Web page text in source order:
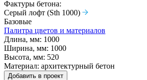
Фактуры бетона:
Серый лофт (Sth 1000)
Базовые
Палитра цветов и материалов
Длина, мм: 1000
Ширина, мм: 1000
Высота, мм: 520
Материал: архитектурный бетон
Добавить в проект